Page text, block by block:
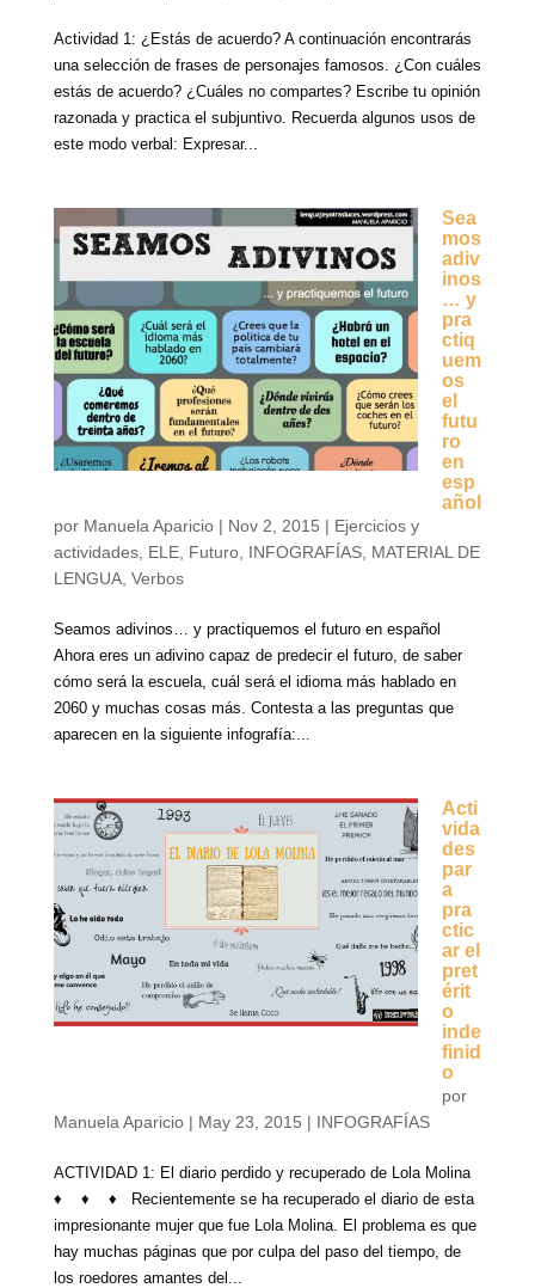
Actividad 1: ¿Estás de acuerdo? A continuación encontrarás
una selección de frases de personajes famosos. ¿Con cuáles
estás de acuerdo? ¿Cuáles no compartes? Escribe tu opinión
razonada y practica el subjuntivo. Recuerda algunos usos de
este modo verbal: Expresar...
Sea
mos
adiv
inos
… y
pra
ctiq
uem
os
el
futu
ro
en
esp
añol
por Manuela Aparicio| Nov 2, 2015 | Ejercicios y
actividades, ELE, Futuro, INFOGRAFÍAS, MATERIAL DE
LENGUA, Verbos
Seamos adivinos… y practiquemos el futuro en español
Ahora eres un adivino capaz de predecir el futuro, de saber
cómo será la escuela, cuál será el idioma más hablado en
2060 y muchas cosas más. Contesta a las preguntas que
aparecen en la siguiente infografía:...
Acti
vida
des
par
a
pra
ctic
ar el
pret
érit
o
inde
finid
o
por
Manuela Aparicio| May 23, 2015 | INFOGRAFÍAS
ACTIVIDAD 1: El diario perdido y recuperado de Lola Molina
♦ ♦ ♦ Recientemente se ha recuperado el diario de esta
impresionante mujer que fue Lola Molina. El problema es que
hay muchas páginas que por culpa del paso del tiempo, de
los roedores amantes del...